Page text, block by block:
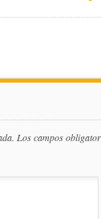
Los campos